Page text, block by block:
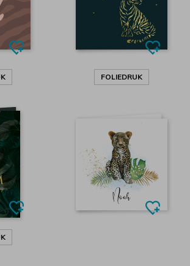
FOLIEDRUK